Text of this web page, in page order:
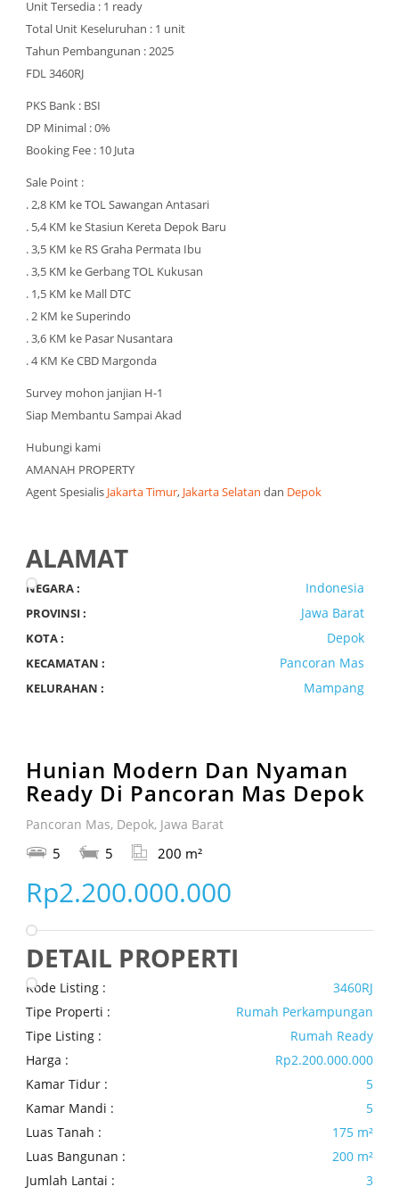
Unit Tersedia : 1 ready
Total Unit Keseluruhan : 1 unit
Tahun Pembangunan : 2025
FDL 3460RJ
PKS Bank : BSI
DP Minimal : 0%
Booking Fee : 10 Juta
Sale Point :
. 2,8 KM ke TOL Sawangan Antasari
. 5,4 KM ke Stasiun Kereta Depok Baru
. 3,5 KM ke RS Graha Permata Ibu
. 3,5 KM ke Gerbang TOL Kukusan
. 1,5 KM ke Mall DTC
. 2 KM ke Superindo
. 3,6 KM ke Pasar Nusantara
. 4 KM Ke CBD Margonda
Survey mohon janjian H-1
Siap Membantu Sampai Akad
Hubungi kami
AMANAH PROPERTY
Agent Spesialis Jakarta Timur, Jakarta Selatan dan Depok
ALAMAT
NEGARA : Indonesia
PROVINSI : Jawa Barat
KOTA : Depok
KECAMATAN : Pancoran Mas
KELURAHAN : Mampang
Hunian Modern Dan Nyaman
Ready Di Pancoran Mas Depok
Pancoran Mas, Depok, Jawa Barat
5 5 200 m²
Rp2.200.000.000
DETAIL PROPERTI
Kode Listing :
3460RJ
Tipe Properti :
Rumah Perkampungan
Tipe Listing :
Rumah Ready
Harga :
Rp2.200.000.000
Kamar Tidur :
5
Kamar Mandi :
5
Luas Tanah :
175 m²
Luas Bangunan :
200 m²
Jumlah Lantai :
3